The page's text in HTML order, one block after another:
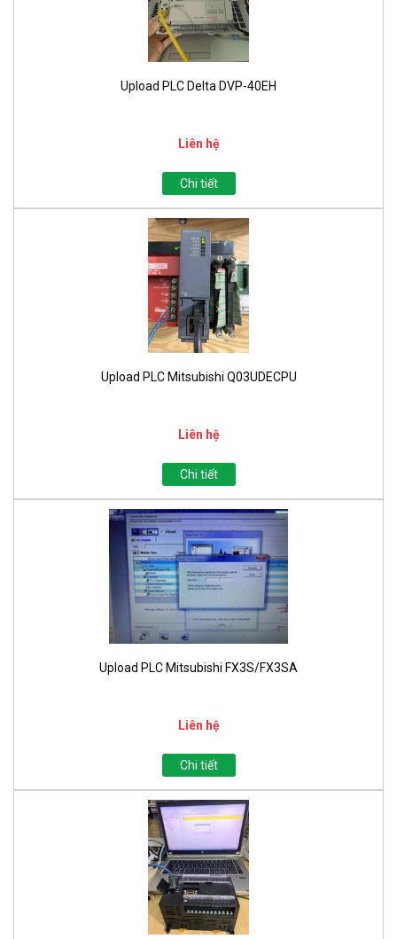
Upload PLC Delta DVP-40EH
Liên hệ
Chi tiết
Upload PLC Mitsubishi Q03UDECPU
Liên hệ
Chi tiết
Upload PLC Mitsubishi FX3S/FX3SA
Liên hệ
Chi tiết